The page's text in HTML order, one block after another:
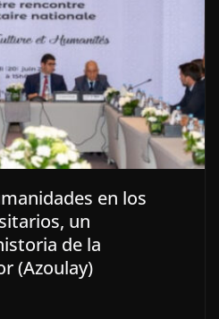
en los
un
de la
(Azoulay)